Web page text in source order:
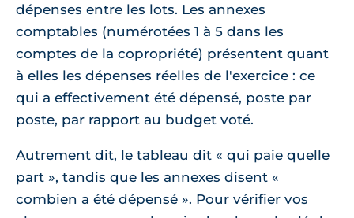
dépenses entre les lots. Les annexes
comptables (numérotées 1 à 5 dans les
comptes de la copropriété) présentent quant
à elles les dépenses réelles de l'exercice : ce
qui a effectivement été dépensé, poste par
poste, par rapport au budget voté.
Autrement dit, le tableau dit « qui paie quelle
part », tandis que les annexes disent «
combien a été dépensé ». Pour vérifier vos